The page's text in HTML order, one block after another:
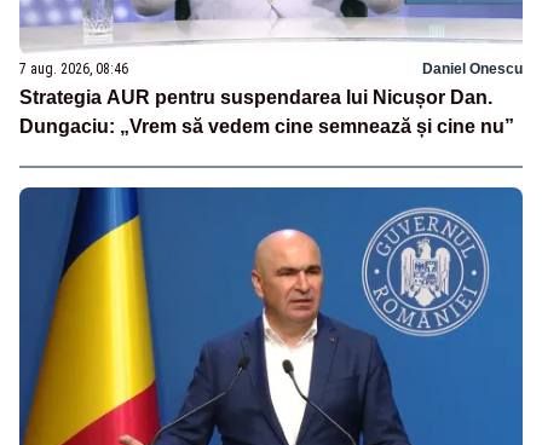
7 aug. 2026, 08:46 Daniel Onescu
Strategia AUR pentru suspendarea lui Nicușor Dan.
Dungaciu: „Vrem să vedem cine semnează și cine nu”